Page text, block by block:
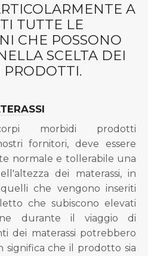
A
TUTTE LE
CHE POSSONO
SCELTA DEI
PRODOTTI.
morbidi prodotti
fornitori, deve essere
normale e tollerabile una
dei materassi, in
che vengono inseriti
che subiscono elevati
durante il viaggio di
dei materassi potrebbero
significa che il prodotto sia